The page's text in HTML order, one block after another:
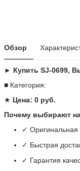
Обзор
► Купить SJ-0699,
■ Категория:
★ Цена: 0 руб.
Почему выбирают
✓ Оригинальная
✓ Быстрая
✓ Гарантия